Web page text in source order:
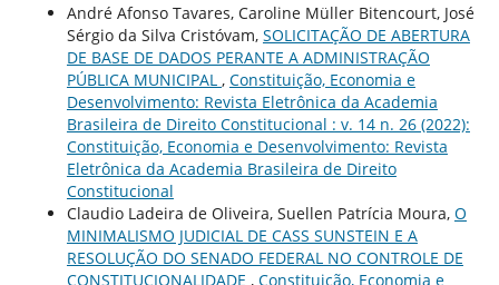
André Afonso Tavares, Caroline Müller Bitencourt, José
Sérgio da Silva Cristóvam, SOLICITAÇÃO DE ABERTURA
DE BASE DE DADOS PERANTE A ADMINISTRAÇÃO
PÚBLICA MUNICIPAL , Constituição, Economia e
Desenvolvimento: Revista Eletrônica da Academia
Brasileira de Direito Constitucional : v. 14 n. 26 (2022):
Constituição, Economia e Desenvolvimento: Revista
Eletrônica da Academia Brasileira de Direito
Constitucional
Claudio Ladeira de Oliveira, Suellen Patrícia Moura, O
MINIMALISMO JUDICIAL DE CASS SUNSTEIN E A
RESOLUÇÃO DO SENADO FEDERAL NO CONTROLE DE
CONSTITUCIONALIDADE , Constituição, Economia e